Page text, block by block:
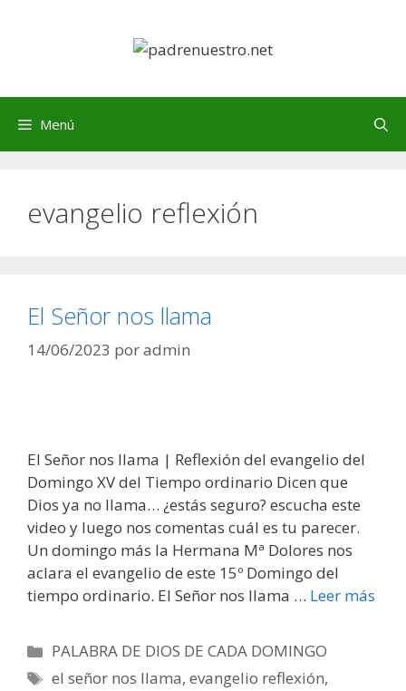
Menú
evangelio reflexión
El Señor nos llama
14/06/2023 poradmin
El Señor nos llama | Reflexión del evangelio del
Domingo XV del Tiempo ordinario Dicen que
Dios ya no llama… ¿estás seguro? escucha este
video y luego nos comentas cuál es tu parecer.
Un domingo más la Hermana Mª Dolores nos
aclara el evangelio de este 15º Domingo del
tiempo ordinario. El Señor nos llama … Leer más
Categorías
PALABRA DE DIOS DE CADA DOMINGO
Etiquetas
el señor nos llama,evangelio reflexión,